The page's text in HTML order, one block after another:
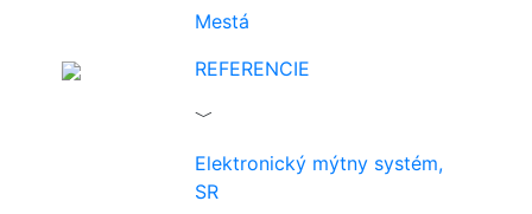
Mestá
REFERENCIE
﹀
Elektronický mýtny systém,
SR